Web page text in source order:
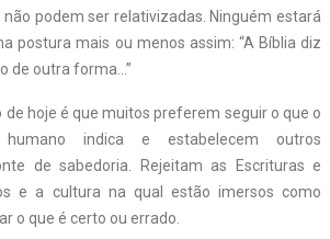
podem ser relativizadas. Ninguém estará
postura mais ou menos assim: “A Bíblia diz
de outra forma…”
de hoje é que muitos preferem seguir o que o
humano indica e estabelecem outros
de sabedoria. Rejeitam as Escrituras e
e a cultura na qual estão imersos como
o que é certo ou errado.